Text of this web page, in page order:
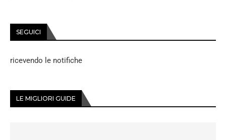
SEGUICI
ricevendo le notifiche
LE MIGLIORI GUIDE